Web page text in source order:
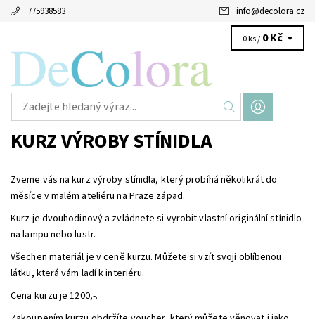
775938583 info@decolora.cz
0 ks / 0 Kč
KURZ VÝROBY STÍNIDLA
Zveme vás na kurz výroby stínidla, který probíhá několikrát do
měsíce v malém ateliéru na Praze západ.
Kurz je dvouhodinový a zvládnete si vyrobit vlastní originální stínidlo
na lampu nebo lustr.
Všechen materiál je v ceně kurzu. Můžete si vzít svoji oblíbenou
látku, která vám ladí k interiéru.
Cena kurzu je 1200,-.